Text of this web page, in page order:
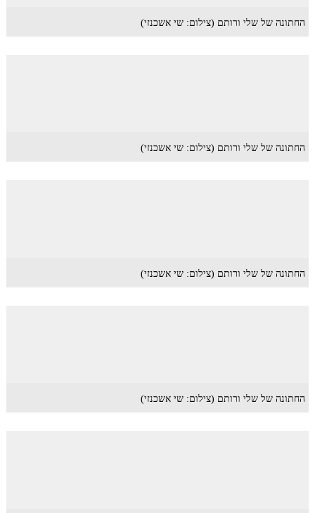
החתונה של שלי ורותם (צילום: שי אשכנזי)
החתונה של שלי ורותם (צילום: שי אשכנזי)
החתונה של שלי ורותם (צילום: שי אשכנזי)
החתונה של שלי ורותם (צילום: שי אשכנזי)